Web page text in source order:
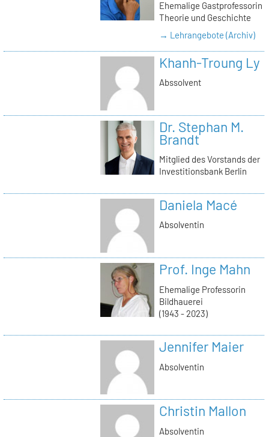
Ehemalige Gastprofessorin
Theorie und Geschichte
→ Lehrangebote (Archiv)
Khanh-Troung Ly
Abssolvent
Dr. Stephan M.
Brandt
Mitglied des Vorstands der
Investitionsbank Berlin
Daniela Macé
Absolventin
Prof. Inge Mahn
Ehemalige Professorin
Bildhauerei
(1943 - 2023)
Jennifer Maier
Absolventin
Christin Mallon
Absolventin